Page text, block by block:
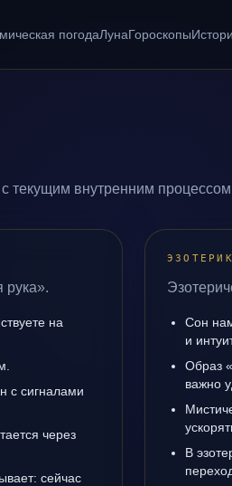
погодаЛунаГороскопы
текущим внутренним
рука».
на
с сигналами
через
сейчас
Сон
и
Образ
важно
В